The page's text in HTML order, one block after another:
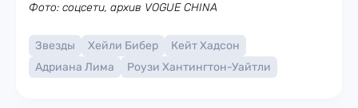
Фото: соцсети, архив VOGUE CHINA
Звезды Хейли Бибер
Кейт Хадсон
Адриана Лима
Роузи Хантингтон-Уайтли